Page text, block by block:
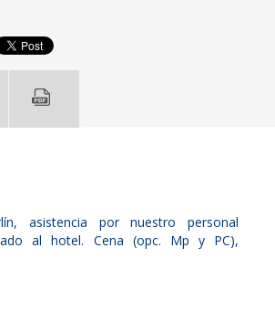
asistencia por nuestro personal
al hotel. Cena (opc. Mp y PC),